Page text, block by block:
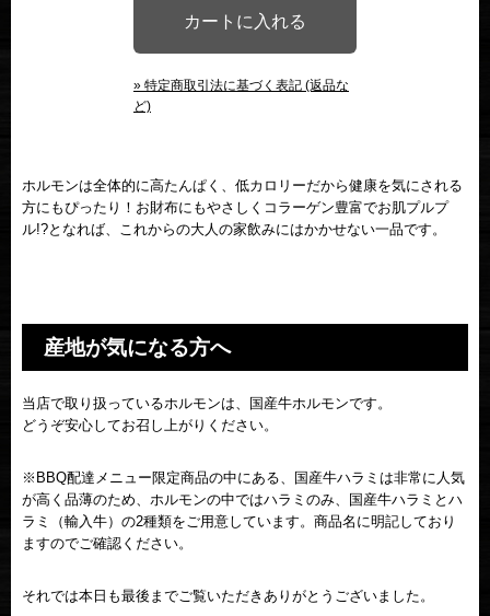
» 特定商取引法に基づく表記 (返品な
ど)
ホルモンは全体的に高たんぱく、低カロリーだから健康を気にされる
方にもぴったり！お財布にもやさしくコラーゲン豊富でお肌プルプ
ル!?となれば、これからの大人の家飲みにはかかせない一品です。
産地が気になる方へ
当店で取り扱っているホルモンは、国産牛ホルモンです。
どうぞ安心してお召し上がりください。
※BBQ配達メニュー限定商品の中にある、国産牛ハラミは非常に人気
が高く品薄のため、ホルモンの中ではハラミのみ、国産牛ハラミとハ
ラミ（輸入牛）の2種類をご用意しています。商品名に明記しており
ますのでご確認ください。
それでは本日も最後までご覧いただきありがとうございました。